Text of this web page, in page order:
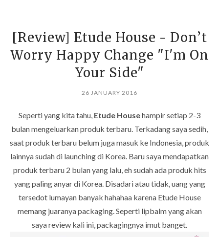
[Review] Etude House - Don’t
Worry Happy Change "I'm On
Your Side"
26 JANUARY 2016
Seperti yang kita tahu, Etude Househampir setiap 2-3
bulan mengeluarkan produk terbaru. Terkadang saya sedih,
saat produk terbaru belum juga masuk ke Indonesia, produk
lainnya sudah di launching di Korea. Baru saya mendapatkan
produk terbaru 2 bulan yang lalu, eh sudah ada produk hits
yang paling anyar di Korea. Disadari atau tidak, uang yang
tersedot lumayan banyak hahahaa karena Etude House
memang juaranya packaging. Seperti lipbalm yang akan
saya review kali ini, packagingnya imut banget.